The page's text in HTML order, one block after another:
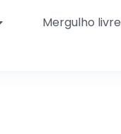
Mergulho livre